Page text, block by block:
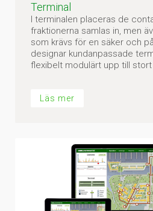
Terminal
I terminalen placeras de
fraktionerna samlas in, men
som krävs för en säker och
designar kundanpassade
flexibelt modulärt upp till
Läs mer